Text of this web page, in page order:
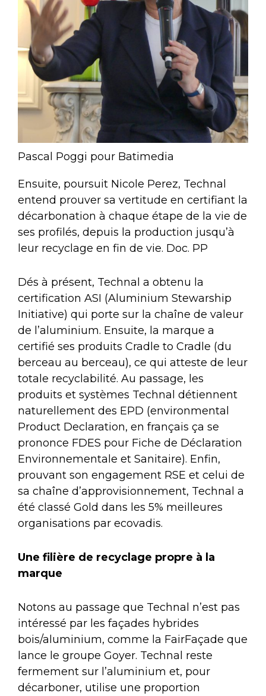
Pascal Poggi pour Batimedia
Ensuite, poursuit Nicole Perez, Technal
entend prouver sa vertitude en certifiant la
décarbonation à chaque étape de la vie de
ses profilés, depuis la production jusqu’à
leur recyclage en fin de vie. Doc. PP
Dés à présent, Technal a obtenu la
certification ASI (Aluminium Stewarship
Initiative) qui porte sur la chaîne de valeur
de l’aluminium. Ensuite, la marque a
certifié ses produits Cradle to Cradle (du
berceau au berceau), ce qui atteste de leur
totale recyclabilité. Au passage, les
produits et systèmes Technal détiennent
naturellement des EPD (environmental
Product Declaration, en français ça se
prononce FDES pour Fiche de Déclaration
Environnementale et Sanitaire). Enfin,
prouvant son engagement RSE et celui de
sa chaîne d’approvisionnement, Technal a
été classé Gold dans les 5% meilleures
organisations par ecovadis.
Une filière de recyclage propre à la
marque
Notons au passage que Technal n’est pas
intéressé par les façades hybrides
bois/aluminium, comme la FairFaçade que
lance le groupe Goyer. Technal reste
fermement sur l’aluminium et, pour
décarboner, utilise une proportion